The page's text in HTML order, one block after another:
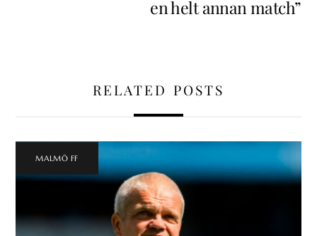
en helt annan match”
RELATED POSTS
MALMÖ FF